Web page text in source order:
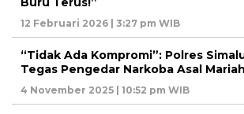
12 Februari 2026 | 3:27 pm WIB
“Tidak Ada Kompromi”: Polres
Tegas Pengedar Narkoba Asal
4 November 2025 | 10:52 pm WIB